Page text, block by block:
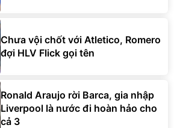
Chưa vội chốt với Atletico, Romero
đợi HLV Flick gọi tên
Ronald Araujo rời Barca, gia nhập
Liverpool là nước đi hoàn hảo cho
cả 3